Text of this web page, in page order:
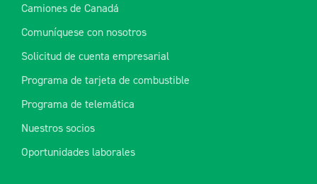
Camiones de Canadá
Comuníquese con nosotros
Solicitud de cuenta empresarial
Programa de tarjeta de combustible
Programa de telemática
Nuestros socios
Oportunidades laborales